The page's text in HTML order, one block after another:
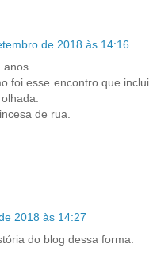
de 2018 às 14:16
foi esse encontro que inclui
de rua.
2018 às 14:27
do blog dessa forma.